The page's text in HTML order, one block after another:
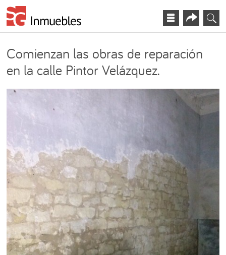
Comienzan las obras de reparación
en la calle Pintor Velázquez.